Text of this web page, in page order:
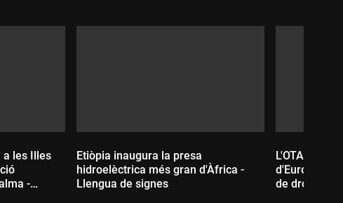
a les Illes
-
Etiòpia inaugura la presa
hidroelèctrica més gran d'Àfrica -
Llengua de signes
L'OTAN
d'Europa
de drons